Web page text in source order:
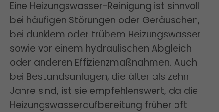
Eine Heizungswasser-Reinigung ist sinnvoll
bei häufigen Störungen oder Geräuschen,
bei dunklem oder trübem Heizungswasser
sowie vor einem hydraulischen Abgleich
oder anderen Effizienzmaßnahmen. Auch
bei Bestandsanlagen, die älter als zehn
Jahre sind, ist sie empfehlenswert, da die
Heizungswasseraufbereitung früher oft